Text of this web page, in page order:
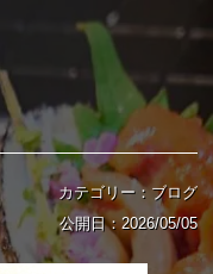
カテゴリー：ブログ
公開日：2026/05/05